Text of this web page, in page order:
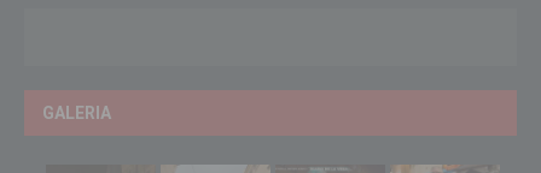
GALERIA